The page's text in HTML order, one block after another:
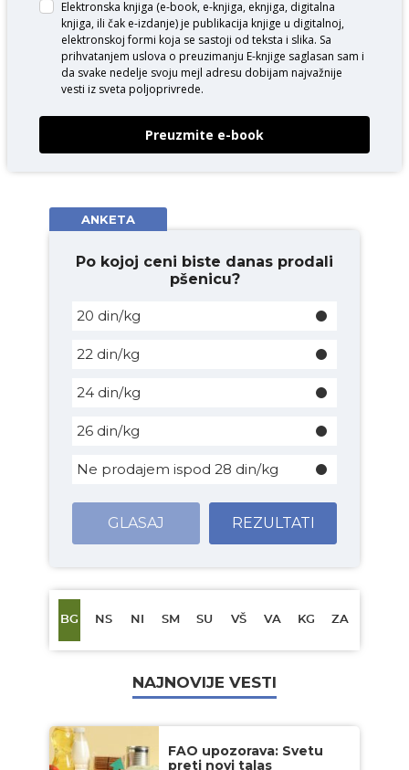
Elektronska knjiga (e-book, e-knjiga, eknjiga, digitalna
knjiga, ili čak e-izdanje) je publikacija knjige u digitalnoj,
elektronskoj formi koja se sastoji od teksta i slika. Sa
prihvatanjem uslova o preuzimanju E-knjige saglasan sam i
da svake nedelje svoju mejl adresu dobijam najvažnije
vesti iz sveta poljoprivrede.
Preuzmite e-book
ANKETA
Po kojoj ceni biste danas prodali
pšenicu?
20 din/kg
22 din/kg
24 din/kg
26 din/kg
Ne prodajem ispod 28 din/kg
GLASAJ REZULTATI
BG NS NI SM SU VŠ VA KG ZA
NAJNOVIJE VESTI
FAO upozorava: Svetu
preti novi talas